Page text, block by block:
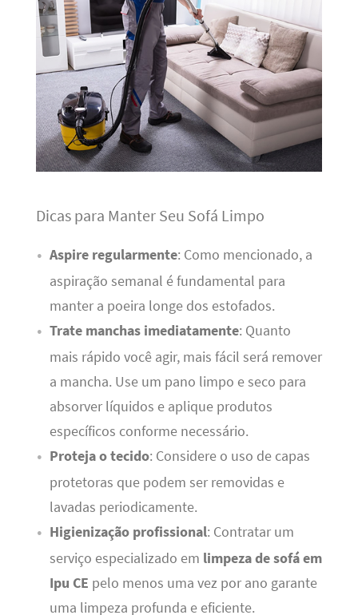
Dicas para Manter Seu Sofá Limpo
Aspire regularmente: Como mencionado, a
aspiração semanal é fundamental para
manter a poeira longe dos estofados.
Trate manchas imediatamente: Quanto
mais rápido você agir, mais fácil será remover
a mancha. Use um pano limpo e seco para
absorver líquidos e aplique produtos
específicos conforme necessário.
Proteja o tecido: Considere o uso de capas
protetoras que podem ser removidas e
lavadas periodicamente.
Higienização profissional: Contratar um
serviço especializado em limpeza de sofá em
Ipu CE pelo menos uma vez por ano garante
uma limpeza profunda e eficiente.